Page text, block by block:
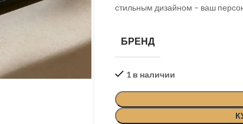
стильным дизайном – ваш
БРЕНД
1 в наличии